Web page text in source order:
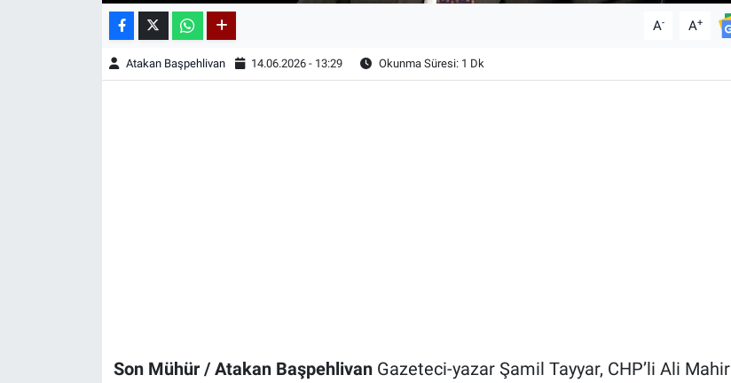
A- A+
Atakan Başpehlivan 14.06.2026 - 13:29 Okunma Süresi: 1 Dk
Son Mühür / Atakan Başpehlivan Gazeteci-yazar Şamil Tayyar, CHP’li Ali Mahir